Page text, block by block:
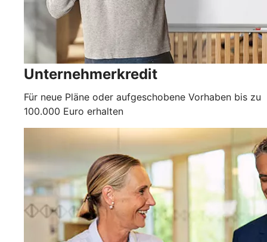
Unternehmerkredit
Für neue Pläne oder aufgeschobene Vorhaben bis zu
100.000 Euro erhalten